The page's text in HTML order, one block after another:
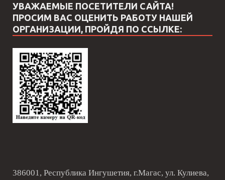
УВАЖАЕМЫЕ ПОСЕТИТЕЛИ САЙТА!
ПРОСИМ ВАС ОЦЕНИТЬ РАБОТУ НАШЕЙ
ОРГАНИЗАЦИИ, ПРОЙДЯ ПО ССЫЛКЕ:
386001, Республика Ингушетия, г.Магас, ул. Кулиева,